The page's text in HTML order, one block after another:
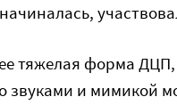
тяжелая форма
звуками и мимикой